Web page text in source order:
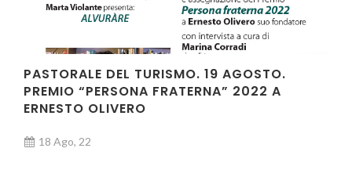
PASTORALE DEL TURISMO. 19 AGOSTO.
PREMIO “PERSONA FRATERNA” 2022 A
ERNESTO OLIVERO
18 Ago, 22